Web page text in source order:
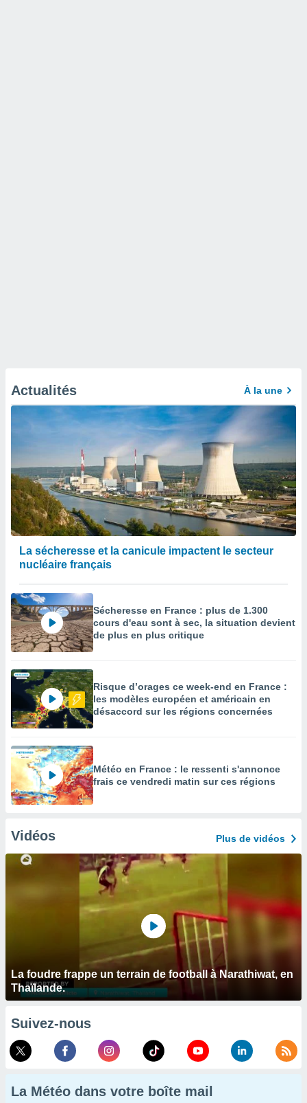
Actualités À la une
La sécheresse et la canicule impactent le secteur
nucléaire français
Sécheresse en France : plus de 1.300
cours d'eau sont à sec, la situation devient
de plus en plus critique
Risque d’orages ce week-end en France :
les modèles européen et américain en
désaccord sur les régions concernées
Météo en France : le ressenti s'annonce
frais ce vendredi matin sur ces régions
Vidéos Plus de vidéos
La foudre frappe un terrain de football à Narathiwat, en
Thaïlande.
Suivez-nous
La Météo dans votre boîte mail